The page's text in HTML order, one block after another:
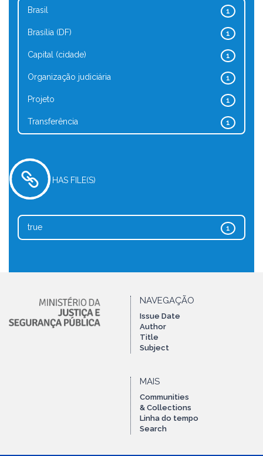
1
Brasil
1
Brasília (DF)
1
Capital (cidade)
1
Organização judiciária
1
Projeto
1
Transferência
HAS FILE(S)
1
true
NAVEGAÇÃO
Issue Date
Author
Title
Subject
MAIS
Communities
& Collections
Linha do tempo
Search